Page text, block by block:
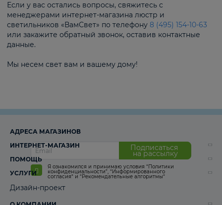
Если у вас остались вопросы, свяжитесь с
менеджерами интернет-магазина люстр и
светильников «ВамСвет» по телефону 8 (495) 154-10-63
или закажите обратный звонок, оставив контактные
данные.
Мы несем свет вам и вашему дому!
Подписаться
на рассылку
Я ознакомился и принимаю условия “Политики
конфиденциальности”, “Информированного
согласия“ и “Рекомендательные алгоритмы“
АДРЕСА МАГАЗИНОВ
ИНТЕРНЕТ-МАГАЗИН
ПОМОЩЬ
УСЛУГИ
Дизайн-проект